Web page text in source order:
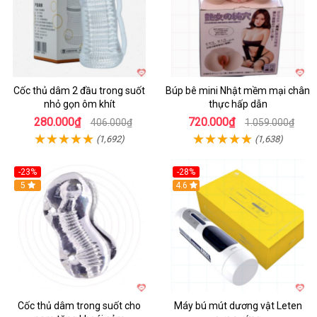
Cốc thủ dâm 2 đầu trong suốt
nhỏ gọn ôm khít
280.000₫ 406.000₫
(1,692)
Búp bê mini Nhật mềm mại chân
thực hấp dẫn
720.000₫ 1.059.000₫
(1,638)
-23%
Hot
5
Cốc thủ dâm trong suốt cho
-28%
Hot
4.6
Máy bú mút dương vật Leten